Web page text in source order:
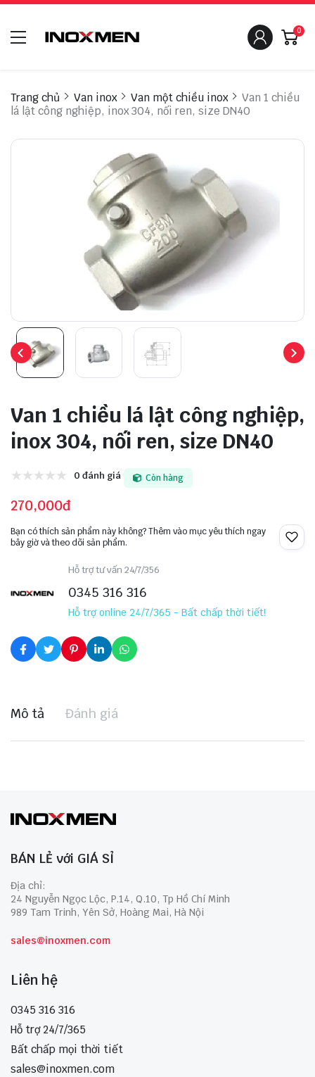
0
Trang chủ Van inox Van một chiều inox
Van 1 chiều
lá lật công nghiệp, inox 304, nối ren, size DN40
Van 1 chiều lá lật công nghiệp,
inox 304, nối ren, size DN40
0 đánh giá Còn hàng
270,000đ
Bạn có thích sản phẩm này không? Thêm vào mục yêu thích ngay
bây giờ và theo dõi sản phẩm.
Hỗ trợ tư vấn 24/7/356
0345 316 316
Hỗ trợ online 24/7/365 - Bất chấp thời tiết!
Mô tả Đánh giá
BÁN LẺ với GIÁ SỈ
Địa chỉ:
24 Nguyễn Ngọc Lộc, P.14, Q.10, Tp Hồ Chí Minh
989 Tam Trinh, Yên Sở, Hoàng Mai, Hà Nội
sales@inoxmen.com
Liên hệ
0345 316 316
Hỗ trợ 24/7/365
Bất chấp mọi thời tiết
sales@inoxmen.com